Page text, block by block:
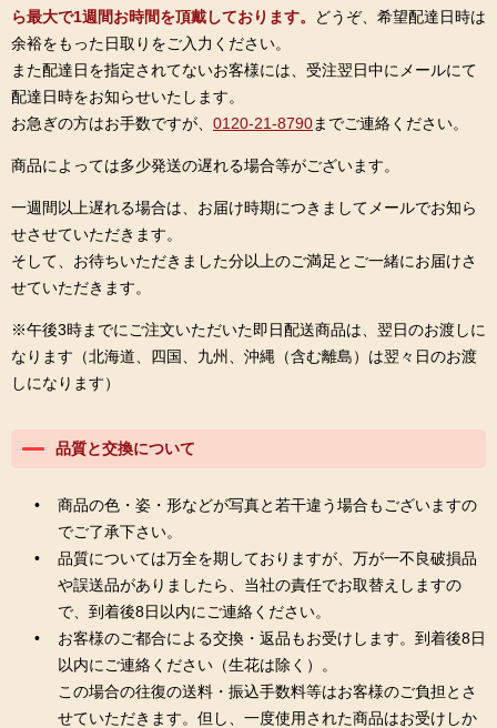
ら最大で1週間お時間を頂戴しております。
どうぞ、希望配達日時は
余裕をもった日取りをご入力ください。
また配達日を指定されてないお客様には、受注翌日中にメールにて
配達日時をお知らせいたします。
お急ぎの方はお手数ですが、 0120-21-8790までご連絡ください。
商品によっては多少発送の遅れる場合等がございます。
一週間以上遅れる場合は、お届け時期につきましてメールでお知ら
せさせていただきます。
そして、お待ちいただきました分以上のご満足とご一緒にお届けさ
せていただきます。
※午後3時までにご注文いただいた即日配送商品は、翌日のお渡しに
なります（北海道、四国、九州、沖縄（含む離島）は翌々日のお渡
しになります）
品質と交換について
商品の色・姿・形などが写真と若干違う場合もございますの
でご了承下さい。
品質については万全を期しておりますが、万が一不良破損品
や誤送品がありましたら、当社の責任でお取替えしますの
で、到着後8日以内にご連絡ください。
お客様のご都合による交換・返品もお受けします。到着後8日
以内にご連絡ください（生花は除く）。
この場合の往復の送料・振込手数料等はお客様のご負担とさ
せていただきます。但し、一度使用された商品はお受けしか